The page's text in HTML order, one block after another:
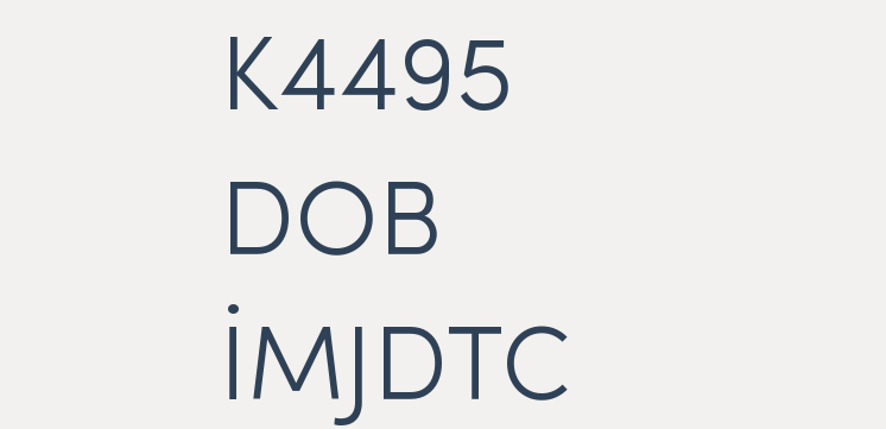
K4495
DOB
İMJDTC